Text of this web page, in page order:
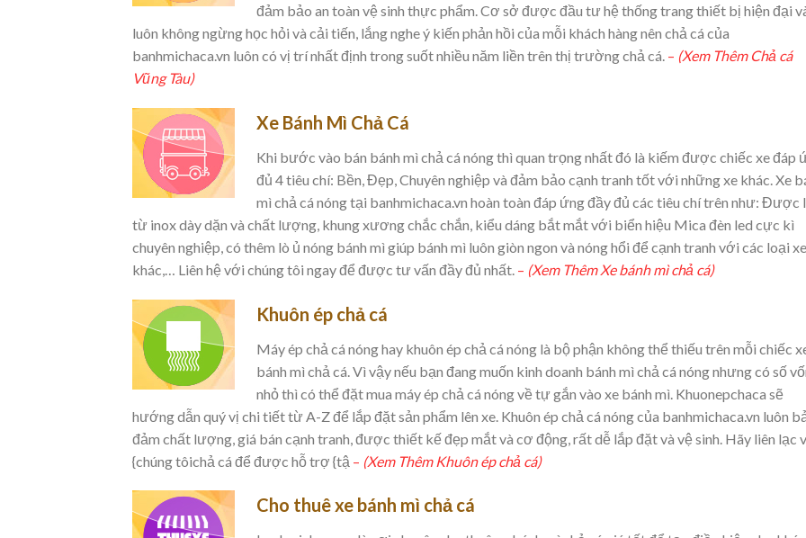
đảm bảo an toàn vệ sinh thực phẩm. Cơ sở được đầu tư hệ thống trang thiết bị hiện đại
luôn không ngừng học hỏi và cải tiến, lắng nghe ý kiến phản hồi của mỗi khách hàng nên chả cá của
banhmichaca.vn luôn có vị trí nhất định trong suốt nhiều năm liền trên thị trường chả cá. – (Xem Thêm Chả cá
Vũng Tàu)
Xe Bánh Mì Chả Cá
Khi bước vào bán bánh mì chả cá nóng thì quan trọng nhất đó là kiếm được chiếc xe đáp
đủ 4 tiêu chí: Bền, Đẹp, Chuyên nghiệp và đảm bảo cạnh tranh tốt với những xe khác. Xe
mì chả cá nóng tại banhmichaca.vn hoàn toàn đáp ứng đầy đủ các tiêu chí trên như: Được
từ inox dày dặn và chất lượng, khung xương chắc chắn, kiểu dáng bắt mắt với biển hiệu Mica đèn led cực kì
chuyên nghiệp, có thêm lò ủ nóng bánh mì giúp bánh mì luôn giòn ngon và nóng hổi để cạnh tranh với các loại xe
khác,… Liên hệ với chúng tôi ngay để được tư vấn đầy đủ nhất. – (Xem Thêm Xe bánh mì chả cá)
Khuôn ép chả cá
Máy ép chả cá nóng hay khuôn ép chả cá nóng là bộ phận không thể thiếu trên mỗi chiếc
bánh mì chả cá. Vì vậy nếu bạn đang muốn kinh doanh bánh mì chả cá nóng nhưng có số
nhỏ thì có thể đặt mua máy ép chả cá nóng về tự gắn vào xe bánh mì. Khuonepchaca sẽ
hướng dẫn quý vị chi tiết từ A-Z để lắp đặt sản phẩm lên xe. Khuôn ép chả cá nóng của banhmichaca.vn luôn
đảm chất lượng, giá bán cạnh tranh, được thiết kế đẹp mắt và cơ động, rất dễ lắp đặt và vệ sinh. Hãy liên lạc
{chúng tôichả cá để được hỗ trợ {tậ – (Xem Thêm Khuôn ép chả cá)
Cho thuê xe bánh mì chả cá